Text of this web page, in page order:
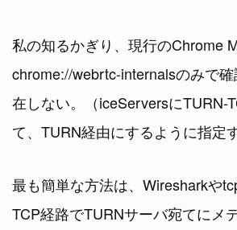
私の知るかぎり、現行のChrome
chrome://webrtc-internalsのみで
在しない。（iceServersにTURN-
て、TURN経由にするように指定
最も簡単な方法は、Wiresharkや
TCP経路でTURNサーバ宛てにメ